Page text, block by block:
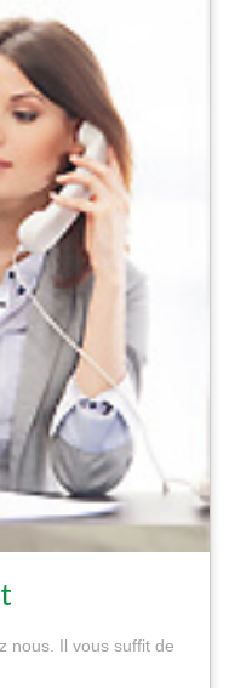
nous. Il vous suffit de